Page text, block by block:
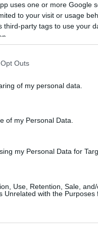
uses one or more Google
to your visit or usage
third-party tags to use your
Outs
of my personal data.
of my Personal Data.
my Personal Data for
Use, Retention, Sale,
Unrelated with the Purposes